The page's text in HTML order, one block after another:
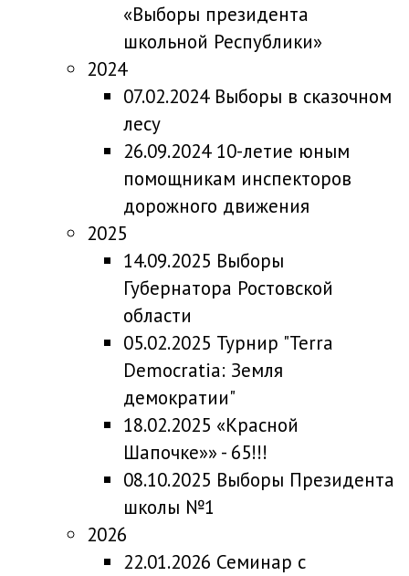
«Выборы президента
школьной Республики»
2024
07.02.2024 Выборы в сказочном
лесу
26.09.2024 10-летие юным
помощникам инспекторов
дорожного движения
2025
14.09.2025 Выборы
Губернатора Ростовской
области
05.02.2025 Турнир "Terra
Democratia: Земля
демократии"
18.02.2025 «Красной
Шапочке»» - 65!!!
08.10.2025 Выборы Президента
школы №1
2026
22.01.2026 Семинар с